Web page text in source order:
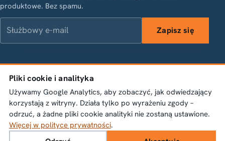
produktowe. Bez spamu.
Zapisz się
LinkedIn Instagram Facebook
Vasagatan 28, 111 20 Stockholm · Org.nr 556845-1198 ·
info@bumbeelabs.se
© 2026 Bumbee Labs AB. Wszelkie prawa zastrzeżone.
Polityka prywatnościUstawienia plików cookie
Pliki cookie i analityka
Używamy Google Analytics, aby zobaczyć, jak odwiedzający
korzystają z witryny. Działa tylko po wyrażeniu zgody –
odrzuć, a żadne pliki cookie analityki nie zostaną ustawione.
Więcej w polityce prywatności.